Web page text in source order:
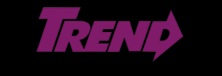
mogu
biti
izabrane
na
stranici